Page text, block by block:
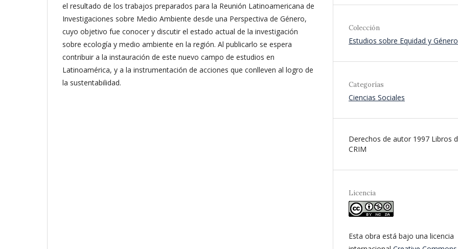
el resultado de los trabajos preparados para la Reunión Latinoamericana de
Investigaciones sobre Medio Ambiente desde una Perspectiva de Género,
cuyo objetivo fue conocer y discutir el estado actual de la investigación
sobre ecología y medio ambiente en la región. Al publicarlo se espera
contribuir a la instauración de este nuevo campo de estudios en
Latinoamérica, y a la instrumentación de acciones que conlleven al logro de
la sustentabilidad.
Colección
Estudios sobre Equidad y Género
Categorías
Ciencias Sociales
Derechos de autor 1997 Libros
CRIM
Licencia
Esta obra está bajo una licencia